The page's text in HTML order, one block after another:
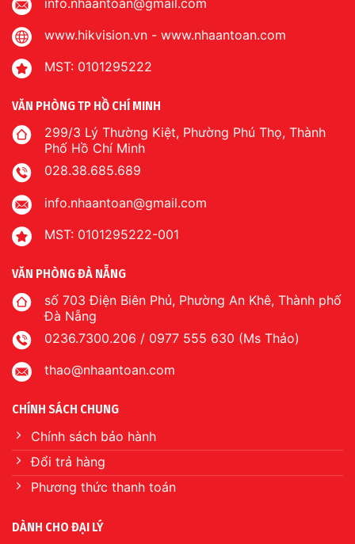
www.hikvision.vn - www.nhaantoan.com
MST: 0101295222
VĂN PHÒNG TP HỒ CHÍ MINH
299/3 Lý Thường Kiệt, Phường Phú Thọ, Thành
Phố Hồ Chí Minh
028.38.685.689
info.nhaantoan@gmail.com
MST: 0101295222-001
VĂN PHÒNG ĐÀ NẴNG
số 703 Điện Biên Phủ, Phường An Khê, Thành phố
Đà Nẵng
0236.7300.206 / 0977 555 630 (Ms Thảo)
thao@nhaantoan.com
CHÍNH SÁCH CHUNG
Chính sách bảo hành
Đổi trả hàng
Phương thức thanh toán
DÀNH CHO ĐẠI LÝ